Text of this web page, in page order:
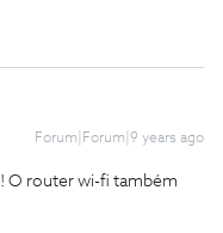
Forum|Forum|9 years ago
O router wi-fi também